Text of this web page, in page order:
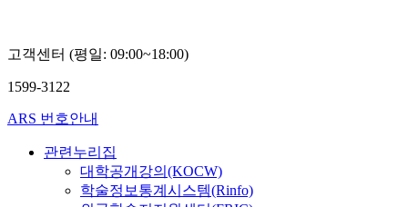
고객센터 (평일: 09:00~18:00)
1599-3122
ARS 번호안내
관련누리집
대학공개강의(KOCW)
학술정보통계시스템(Rinfo)